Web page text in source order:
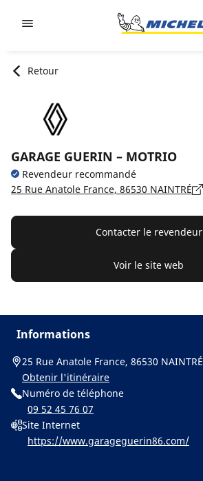
Retour
GARAGE GUERIN – MOTRIO
Revendeur recommandé
25 Rue Anatole France, 86530 NAINTRÉ
Contacter le revendeur
Voir le site web
Informations
25 Rue Anatole France, 86530 NAINTRÉ
Obtenir l'itinéraire
Numéro de téléphone
09 52 45 76 07
Site Internet
https://www.garageguerin86.com/